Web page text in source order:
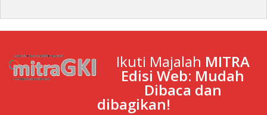
Ikuti Majalah MITRA
Edisi Web: Mudah
Dibaca dan
dibagikan!